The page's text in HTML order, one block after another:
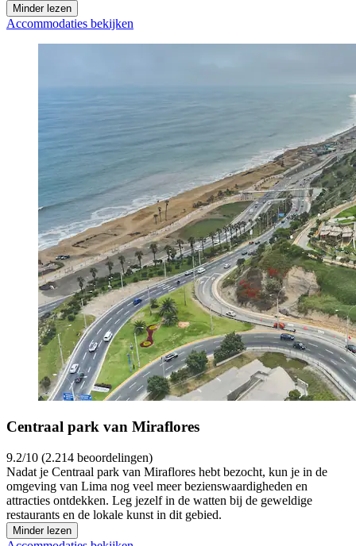
Minder lezen
Accommodaties bekijken
Centraal park van Miraflores
9.2/10 (2.214 beoordelingen)
Nadat je Centraal park van Miraflores hebt bezocht, kun je in de
omgeving van Lima nog veel meer bezienswaardigheden en
attracties ontdekken. Leg jezelf in de watten bij de geweldige
restaurants en de lokale kunst in dit gebied.
Minder lezen